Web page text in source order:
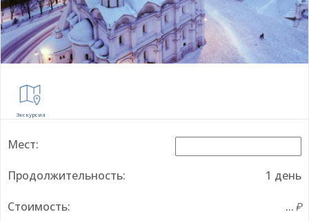
Экскурсия
Мест:
Продолжительность: 1 день
Стоимость: ...